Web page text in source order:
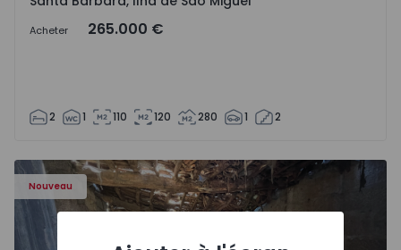
Acheter 265.000 €
2 1 110 120 280 1 2
Nouveau
Maison Vila Real, São Tomé do Castelo e Justes -